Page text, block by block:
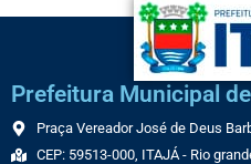
Prefeitura Municipal
Praça Vereador José de Deus
CEP: 59513-000, ITAJÁ - Rio